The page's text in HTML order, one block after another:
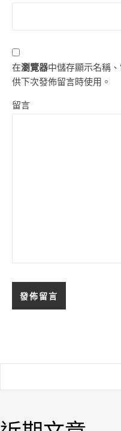
在瀏覽器中儲存顯示名稱
供下次發佈留言時使用。
留言
Royal.